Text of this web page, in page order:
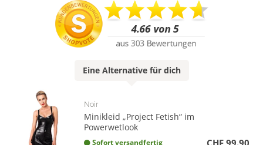
Eine Alternativefür dich
Noir
Minikleid „Project Fetish“ im
Powerwetlook
Sofort versandfertig CHF 99.90